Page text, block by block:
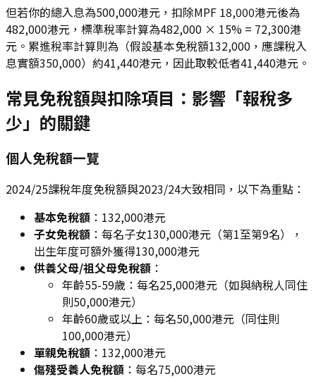
但若你的總入息為500,000港元，扣除MPF 18,000港元後為
482,000港元，標準稅率計算為482,000 × 15% = 72,300港
元。累進稅率計算則為（假設基本免稅額132,000，應課稅入
息實額350,000）約41,440港元，因此取較低者41,440港元。
常見免稅額與扣除項目：影響「報稅多
少」的關鍵
個人免稅額一覽
2024/25課稅年度免稅額與2023/24大致相同，以下為重點：
基本免稅額 ：132,000港元
子女免稅額 ：每名子女130,000港元（第1至第9名），
出生年度可額外獲得130,000港元
供養父母/祖父母免稅額 ：
年齡55-59歲：每名25,000港元（如與納稅人同住
則50,000港元）
年齡60歲或以上：每名50,000港元（同住則
100,000港元）
單親免稅額 ：132,000港元
傷殘受養人免稅額 ：每名75,000港元